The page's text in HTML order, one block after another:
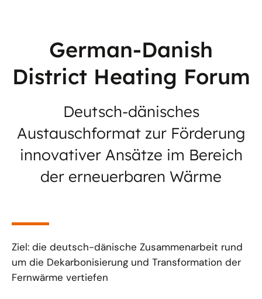
German-Danish
District Heating Forum
Deutsch-dänisches
Austauschformat zur Förderung
innovativer Ansätze im Bereich
der erneuerbaren Wärme
Ziel: die deutsch-dänische Zusammenarbeit rund
um die Dekarbonisierung und Transformation der
Fernwärme vertiefen